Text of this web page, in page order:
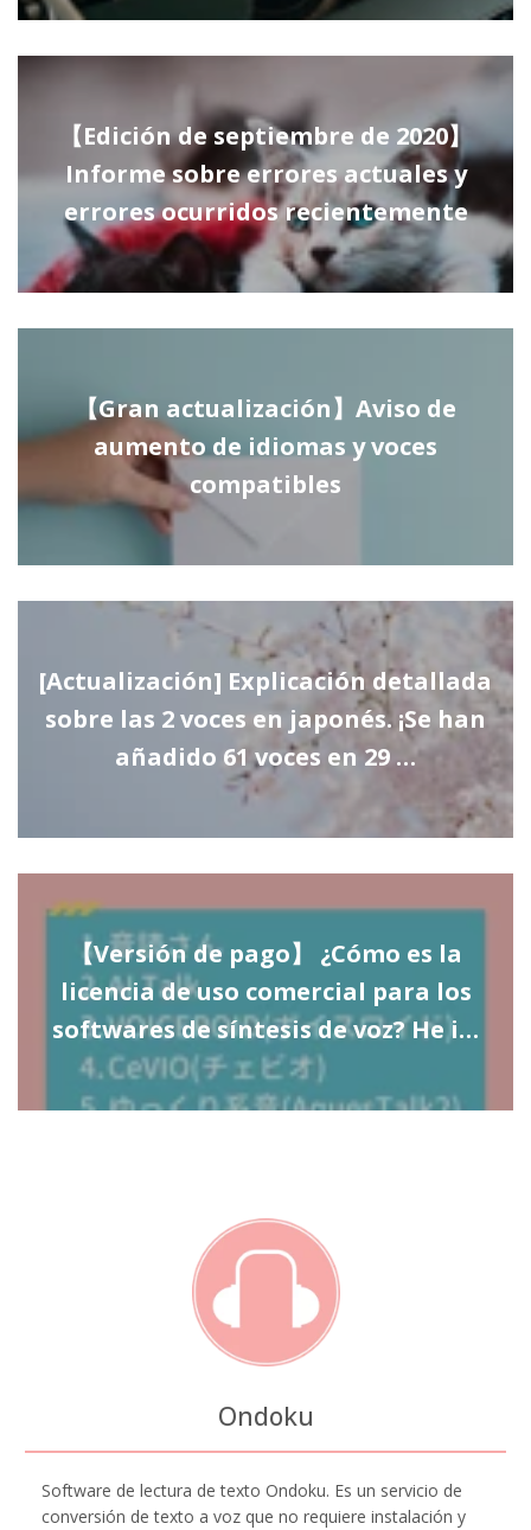
【Edición de septiembre de 2020】
Informe sobre errores actuales y
errores ocurridos recientemente
【Gran actualización】Aviso de
aumento de idiomas y voces
compatibles
[Actualización] Explicación detallada
sobre las 2 voces en japonés. ¡Se han
añadido 61 voces en 29 …
【Versión de pago】 ¿Cómo es la
licencia de uso comercial para los
softwares de síntesis de voz? He i…
Ondoku
Software de lectura de texto Ondoku. Es un servicio de
conversión de texto a voz que no requiere instalación y